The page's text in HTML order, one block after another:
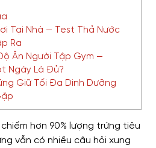
Tại Nhà — Test Thả Nước
Ra
Ăn Người Tập Gym —
Ngày Là Đủ?
Giữ Tối Đa Dinh Dưỡng
hơn 90% lượng trứng tiêu
vẫn có nhiều câu hỏi xung